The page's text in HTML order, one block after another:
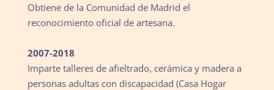
Obtiene de la Comunidad de Madrid el
reconocimiento oficial de artesana.
2007-2018
Imparte talleres de afieltrado, cerámica y madera a
personas adultas con discapacidad (Casa Hogar